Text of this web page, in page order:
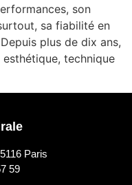
son
sa fiabilité en
plus de dix ans,
technique
Paris
59